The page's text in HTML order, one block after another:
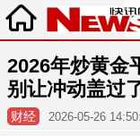
2026年炒黄金
别让冲动盖过
财经 2026-05-26